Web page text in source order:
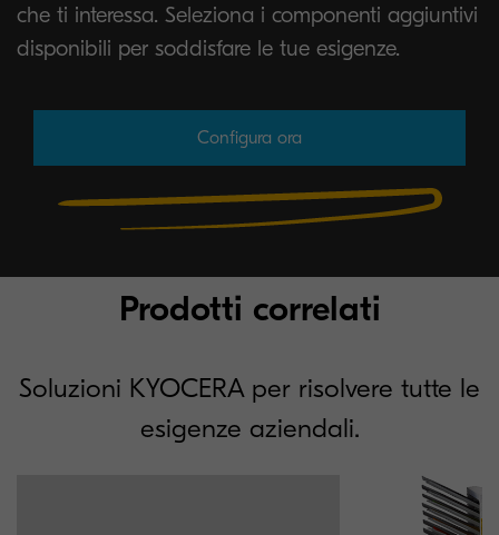
che ti interessa. Seleziona i componenti aggiuntivi
disponibili per soddisfare le tue esigenze.
Configura ora
Prodotti correlati
Soluzioni KYOCERA per risolvere tutte le
esigenze aziendali.